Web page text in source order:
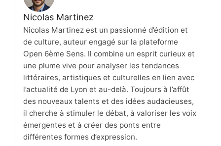
Nicolas Martinez
Nicolas Martinez est un passionné d’édition et
de culture, auteur engagé sur la plateforme
Open 6ème Sens. Il combine un esprit curieux et
une plume vive pour analyser les tendances
littéraires, artistiques et culturelles en lien avec
l’actualité de Lyon et au-delà. Toujours à l’affût
des nouveaux talents et des idées audacieuses,
il cherche à stimuler le débat, à valoriser les voix
émergentes et à créer des ponts entre
différentes formes d’expression.